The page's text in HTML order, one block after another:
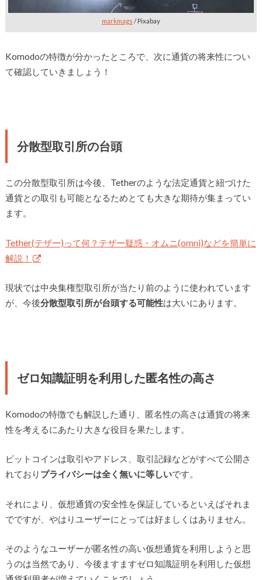
markmags / Pixabay
Komodoの特徴が分かったところで、次に通貨の将来性につい
て確認していきましょう！
分散型取引所の台頭
この分散型取引所は今後、Tetherのような法定通貨と紐づけた
通貨との取引も可能となるためとても大きな期待が集まってい
ます。
Tether(テザー)って何？テザー疑惑・オムニ(omni)などを簡単に
解説！
現状では中央集権型取引所が当たり前のように使われています
が、今後分散型取引所が台頭する可能性は大いにあります。
ゼロ知識証明を利用した匿名性の高さ
Komodoの特徴でも解説した通り、匿名性の高さは通貨の将来
性を考えるにあたり大きな役目を果たします。
ビットコインは取引やアドレス、取引記録などがすべて公開さ
れており プライバシーは全く無いに等しいです。
それにより、仮想通貨の安全性を保証しているといえばそれま
でですが、やはりユーザーにとっては好ましくはありません。
そのようなユーザーが匿名性の高い仮想通貨を利用しようと思
うのは当然であり、今後ますますゼロ知識証明を利用した仮想